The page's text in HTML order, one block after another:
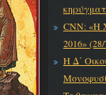
CNN: «Η
2016»
Η Δ΄